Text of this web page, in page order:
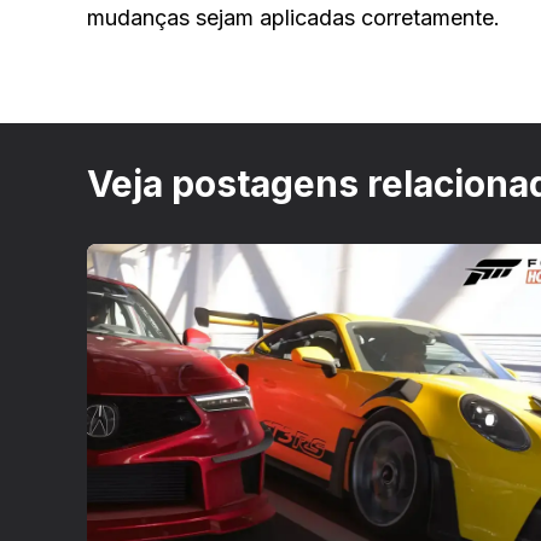
mudanças sejam aplicadas corretamente.
Veja postagens